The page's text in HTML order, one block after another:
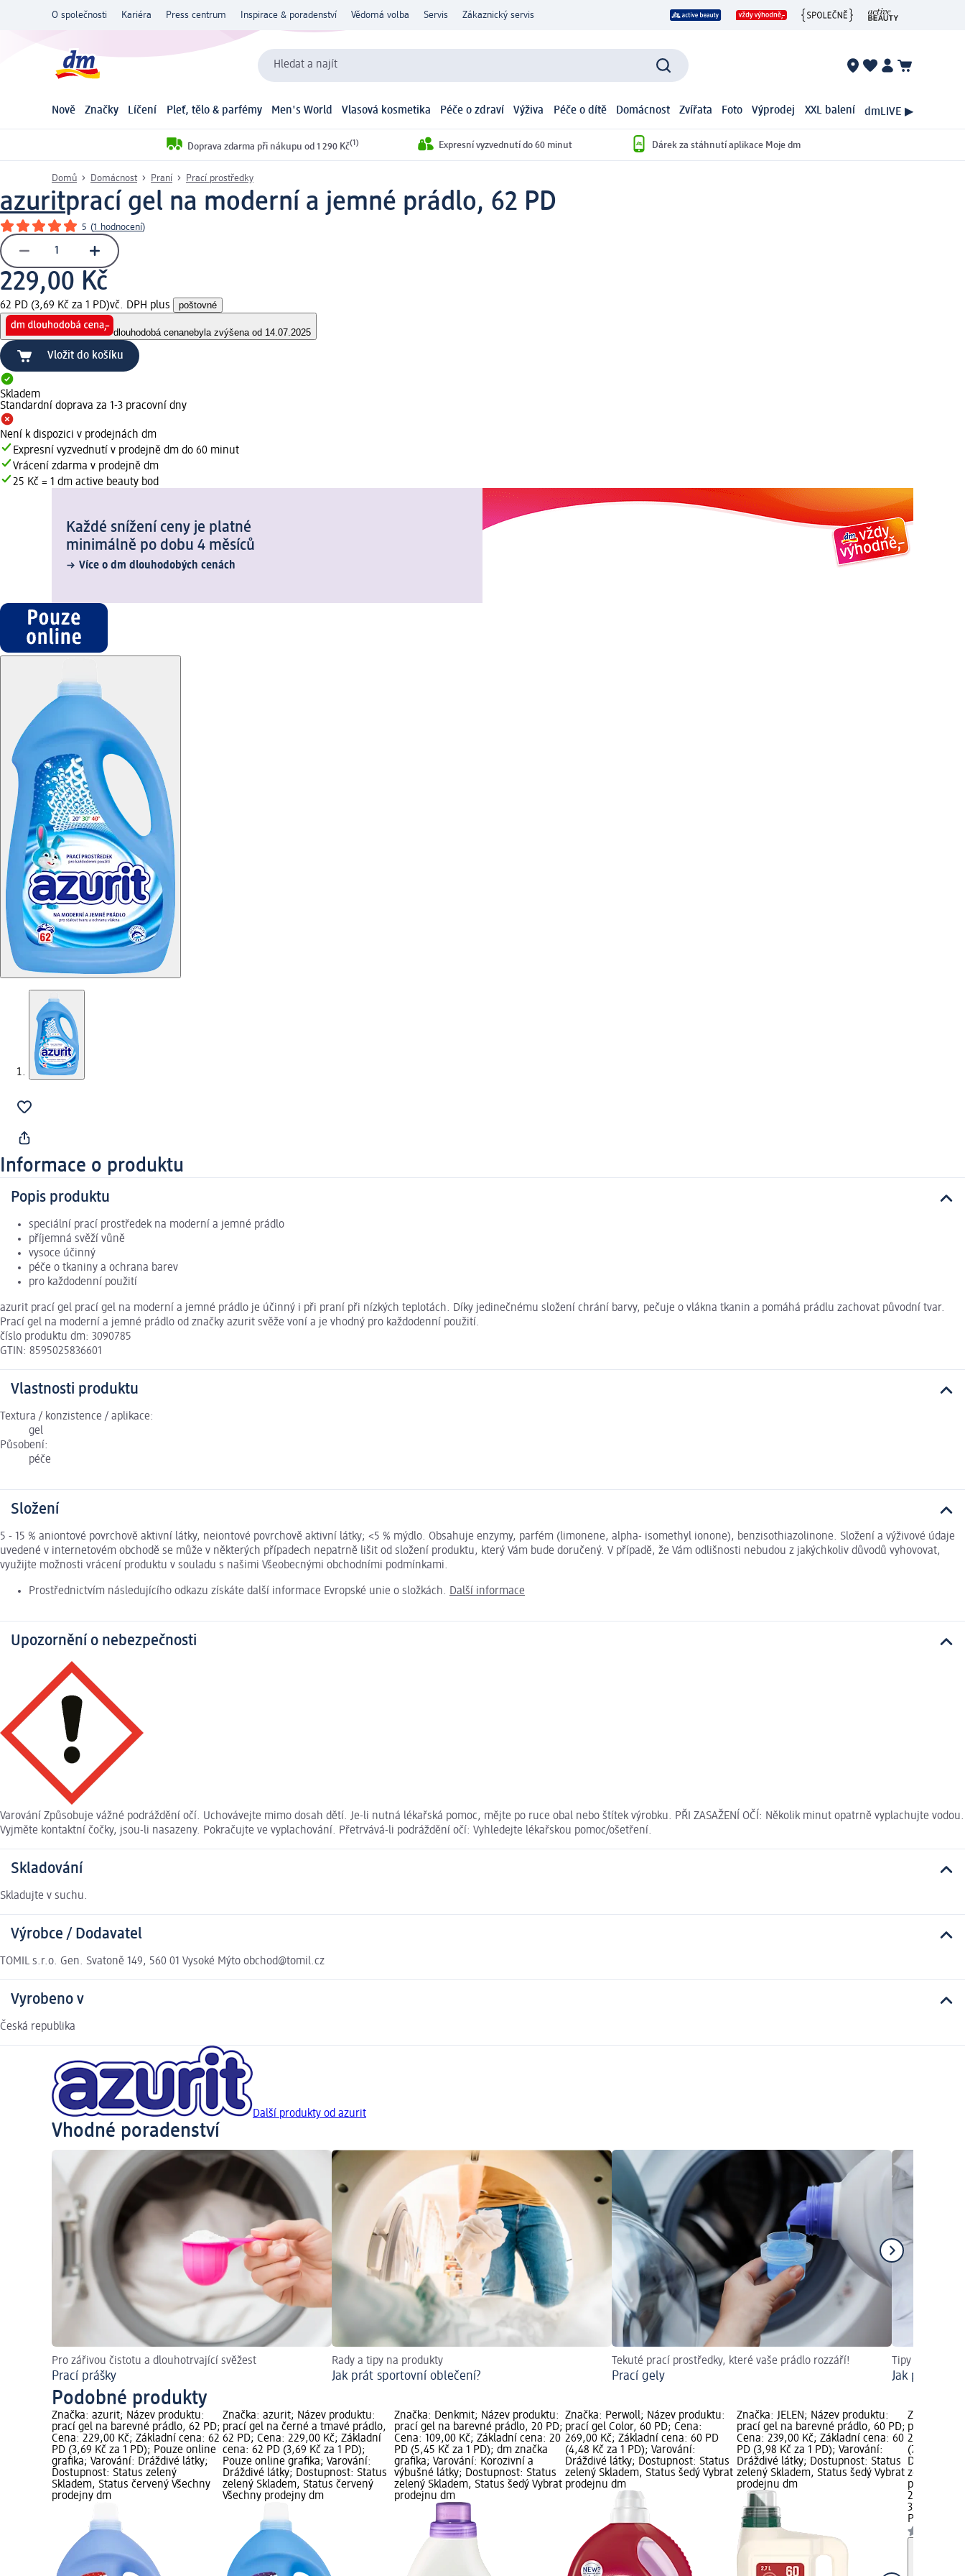
O společnosti Kariéra Press centrum Inspirace & poradenství Vědomá volba Servis Zákaznický servis
Hledat a najít
Nově Značky Líčení Pleť, tělo & parfémy Men's World Vlasová kosmetika Péče o zdraví Výživa Péče o dítě Domácnost Zvířata Foto Výprodej XXL balení dmLIVE ▶
Doprava zdarma při nákupu od 1 290 Kč(1) Expresní vyzvednutí do 60 minut Dárek za stáhnutí aplikace Moje dm
Domů Domácnost Praní Prací prostředky
azuritprací gel na moderní a jemné prádlo, 62 PD
5 (1 hodnocení)
229,00 Kč
62 PD (3,69 Kč za 1 PD)vč. DPH plus poštovné
dlouhodobá cenanebyla zvýšena od 14.07.2025
Vložit do košíku
Skladem
Standardní doprava za 1-3 pracovní dny
Není k dispozici v prodejnách dm
Expresní vyzvednutí v prodejně dm do 60 minut
Vrácení zdarma v prodejně dm
25 Kč = 1 dm active beauty bod
Každé snížení ceny je platné
minimálně po dobu 4 měsíců
Více o dm dlouhodobých cenách
Informace o produktu
Popis produktu
speciální prací prostředek na moderní a jemné prádlo
příjemná svěží vůně
vysoce účinný
péče o tkaniny a ochrana barev
pro každodenní použití
azurit prací gel prací gel na moderní a jemné prádlo je účinný i při praní při nízkých teplotách. Díky jedinečnému složení chrání barvy, pečuje o vlákna tkanin a pomáhá prádlu zachovat původní tvar.
Prací gel na moderní a jemné prádlo od značky azurit svěže voní a je vhodný pro každodenní použití.
číslo produktu dm: 3090785
GTIN: 8595025836601
Vlastnosti produktu
Textura / konzistence / aplikace:
gel
Působení:
péče
Složení
5 - 15 % aniontové povrchově aktivní látky, neiontové povrchově aktivní látky; <5 % mýdlo. Obsahuje enzymy, parfém (limonene, alpha- isomethyl ionone), benzisothiazolinone. Složení a výživové údaje
uvedené v internetovém obchodě se může v některých případech nepatrně lišit od složení produktu, který Vám bude doručený. V případě, že Vám odlišnosti nebudou z jakýchkoliv důvodů vyhovovat,
využijte možnosti vrácení produktu v souladu s našimi Všeobecnými obchodními podmínkami.
Prostřednictvím následujícího odkazu získáte další informace Evropské unie o složkách. Další informace
Upozornění o nebezpečnosti
Varování Způsobuje vážné podráždění očí. Uchovávejte mimo dosah dětí. Je-li nutná lékařská pomoc, mějte po ruce obal nebo štítek výrobku. PŘI ZASAŽENÍ OČÍ: Několik minut opatrně vyplachujte vodou.
Vyjměte kontaktní čočky, jsou-li nasazeny. Pokračujte ve vyplachování. Přetrvává-li podráždění očí: Vyhledejte lékařskou pomoc/ošetření.
Skladování
Skladujte v suchu.
Výrobce / Dodavatel
TOMIL s.r.o. Gen. Svatoně 149, 560 01 Vysoké Mýto obchod@tomil.cz
Vyrobeno v
Česká republika
Další produkty od azurit
Vhodné poradenství
Pro zářivou čistotu a dlouhotrvající svěžest
Prací prášky
Rady a tipy na produkty
Jak prát sportovní oblečení?
Tekuté prací prostředky, které vaše prádlo rozzáří!
Prací gely
Tipy pro
Jak prát
Podobné produkty
Značka: azurit; Název produktu:
prací gel na barevné prádlo, 62 PD;
Cena: 229,00 Kč; Základní cena: 62
PD (3,69 Kč za 1 PD); Pouze online
grafika; Varování: Dráždivé látky;
Dostupnost: Status zelený
Skladem, Status červený Všechny
prodejny dm
Značka: azurit; Název produktu:
prací gel na černé a tmavé prádlo,
62 PD; Cena: 229,00 Kč; Základní
cena: 62 PD (3,69 Kč za 1 PD);
Pouze online grafika; Varování:
Dráždivé látky; Dostupnost: Status
zelený Skladem, Status červený
Všechny prodejny dm
Značka: Denkmit; Název produktu:
prací gel na barevné prádlo, 20 PD;
Cena: 109,00 Kč; Základní cena: 20
PD (5,45 Kč za 1 PD); dm značka
grafika; Varování: Korozivní a
výbušné látky; Dostupnost: Status
zelený Skladem, Status šedý Vybrat
prodejnu dm
Značka: Perwoll; Název produktu:
prací gel Color, 60 PD; Cena:
269,00 Kč; Základní cena: 60 PD
(4,48 Kč za 1 PD); Varování:
Dráždivé látky; Dostupnost: Status
zelený Skladem, Status šedý Vybrat
prodejnu dm
Značka: JELEN; Název produktu:
prací gel na barevné prádlo, 60 PD;
Cena: 239,00 Kč; Základní cena: 60
PD (3,98 Kč za 1 PD); Varování:
Dráždivé látky; Dostupnost: Status
zelený Skladem, Status šedý Vybrat
prodejnu dm
Značka:
prací gel
249,00 Kč;
(7,55 Kč za
Dráždivé
zelený
prodejnu
249,00 Kč
33 PD (7,55
Persil